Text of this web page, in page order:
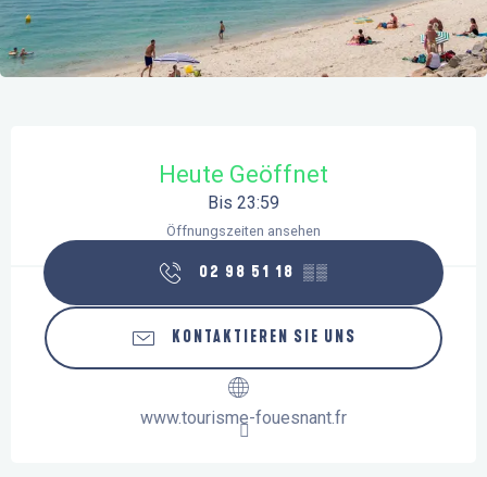
Heute Geöffnet
Bis 23:59
Öffnungszeiten ansehen
02 98 51 18 ▒▒
KONTAKTIEREN SIE UNS
www.tourisme-fouesnant.fr